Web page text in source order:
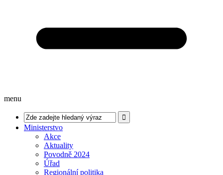
menu
Ministerstvo
Akce
Aktuality
Povodně 2024
Úřad
Regionální politika